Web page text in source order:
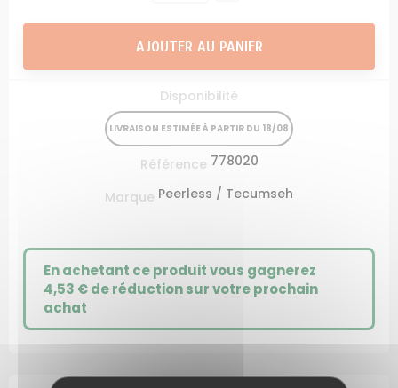
AJOUTER AU PANIER
Disponibilité
LIVRAISON ESTIMÉE À PARTIR DU 18/08
Référence 778020
Marque Peerless / Tecumseh
En achetant ce produit vous gagnerez
4,53 €de réduction sur votre prochain
achat